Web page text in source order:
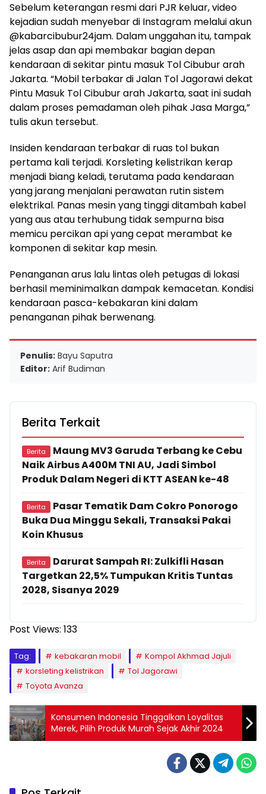
Sebelum keterangan resmi dari PJR keluar, video
kejadian sudah menyebar di Instagram melalui akun
@kabarcibubur24jam. Dalam unggahan itu, tampak
jelas asap dan api membakar bagian depan
kendaraan di sekitar pintu masuk Tol Cibubur arah
Jakarta. “Mobil terbakar di Jalan Tol Jagorawi dekat
Pintu Masuk Tol Cibubur arah Jakarta, saat ini sudah
dalam proses pemadaman oleh pihak Jasa Marga,”
tulis akun tersebut.
Insiden kendaraan terbakar di ruas tol bukan
pertama kali terjadi. Korsleting kelistrikan kerap
menjadi biang keladi, terutama pada kendaraan
yang jarang menjalani perawatan rutin sistem
elektrikal. Panas mesin yang tinggi ditambah kabel
yang aus atau terhubung tidak sempurna bisa
memicu percikan api yang cepat merambat ke
komponen di sekitar kap mesin.
Penanganan arus lalu lintas oleh petugas di lokasi
berhasil meminimalkan dampak kemacetan. Kondisi
kendaraan pasca-kebakaran kini dalam
penanganan pihak berwenang.
Penulis: Bayu Saputra
Editor: Arif Budiman
Berita Terkait
Berita
Maung MV3 Garuda Terbang ke Cebu
Naik Airbus A400M TNI AU, Jadi Simbol
Produk Dalam Negeri di KTT ASEAN ke-48
Berita
Pasar Tematik Dam Cokro Ponorogo
Buka Dua Minggu Sekali, Transaksi Pakai
Koin Khusus
Berita
Darurat Sampah RI: Zulkifli Hasan
Targetkan 22,5% Tumpukan Kritis Tuntas
2028, Sisanya 2029
Post Views: 133
Tag: kebakaran mobil
Kompol Akhmad Jajuli
korsleting kelistrikan
Tol Jagorawi
Toyota Avanza
Konsumen Indonesia Tinggalkan Loyalitas
Merek, Pilih Produk Murah Sejak Akhir 2024